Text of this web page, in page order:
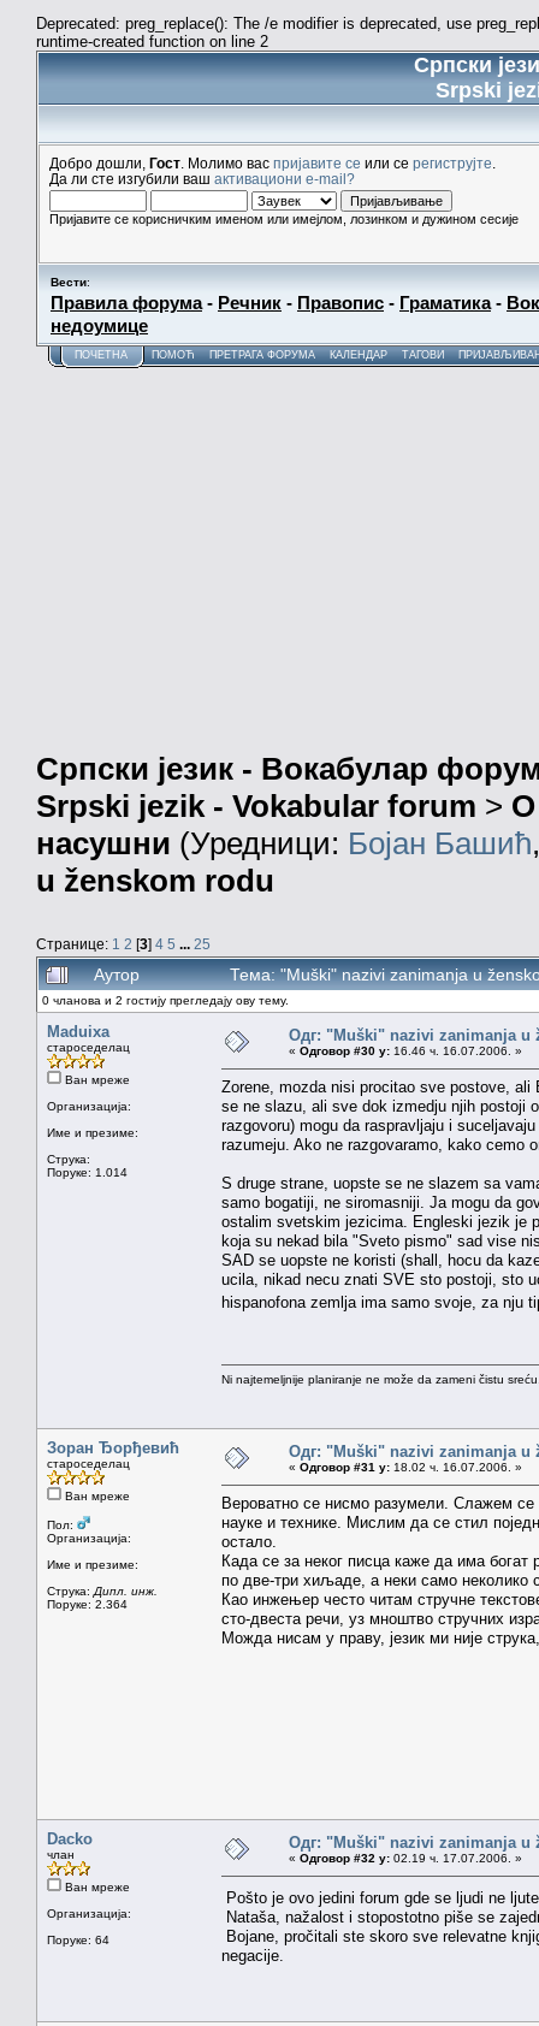
Deprecated: preg_replace(): The /e modifier is deprecated, use
runtime-created function on line 2
Српски
Srpski
Добро дошли, Гост . Молимо вас пријавите се или се региструјте
Да ли сте изгубили ваш активациони e-mail?
Пријавите се корисничким именом или имејлом, лозинком и дужином сесије
Вести:
Правила форума- Речник - Правопис - Граматика-
недоумице
ПОЧЕТНА ПОМОЋ ПРЕТРАГА ФОРУМА КАЛЕНДАР ТАГОВИ
Српски језик - Вокабулар
Srpski jezik - Vokabular forum > О
насушни (Уредници: Бојан Башић
u ženskom rodu
Странице: 1 2 [3] 4 5 ... 25
Аутор Тема: "Muški" nazivi zanimanja u
0 чланова и 2 гостију прегледају ову тему.
Maduixa
староседелац
Ван мреже
Организација:
Име и презиме:
Струка:
Поруке: 1.014
Одг: "Muški" nazivi zanimanja u
« Одговор #30 у: 16.46 ч. 16.07.2006. »
Zorene, mozda nisi procitao sve postove,
se ne slazu, ali sve dok izmedju njih postoji
razgovoru) mogu da raspravljaju i
razumeju. Ako ne razgovaramo, kako cemo
S druge strane, uopste se ne slazem sa
samo bogatiji, ne siromasniji. Ja mogu da
ostalim svetskim jezicima. Engleski jezik je
koja su nekad bila "Sveto pismo" sad vise
SAD se uopste ne koristi (shall, hocu da
ucila, nikad necu znati SVE sto postoji, sto
hispanofona zemlja ima samo svoje, za nju
Ni najtemeljnije planiranje ne može da zameni čistu
Зоран Ђорђевић
староседелац
Ван мреже
Пол:
Организација:
Име и презиме:
Струка: Дипл. инж.
Поруке: 2.364
Одг: "Muški" nazivi zanimanja u
« Одговор #31 у: 18.02 ч. 16.07.2006. »
Вероватно се нисмо разумели. Слажем се
науке и технике. Мислим да се стил
остало.
Када се за неког писца каже да има богат
по две-три хиљаде, а неки само неколико
Као инжењер често читам стручне
сто-двеста речи, уз мноштво стручних
Можда нисам у праву, језик ми није
Dacko
члан
Ван мреже
Организација:
Поруке: 64
Одг: "Muški" nazivi zanimanja u
« Одговор #32 у: 02.19 ч. 17.07.2006. »
Pošto je ovo jedini forum gde se ljudi ne
Nataša, nažalost i stopostotno piše se
Bojane, pročitali ste skoro sve relevatne
negacije.